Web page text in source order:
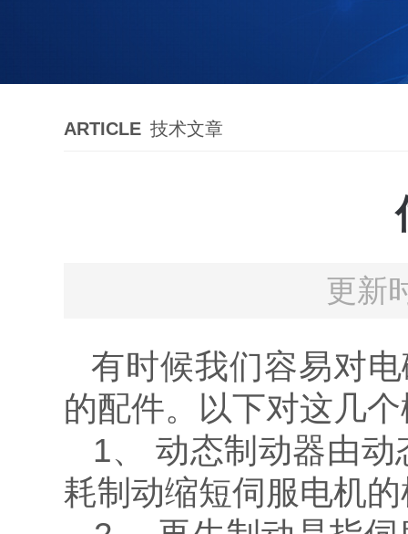
ARTICLE 技术文章
更新
有时候我们容易对
的配件。以下对这几
1、 动态制动器由动
耗制动缩短伺服电机